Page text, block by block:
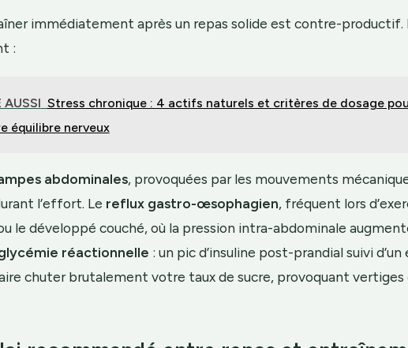
immédiatement après un repas solide est contre-productif.
:
AUSSI Stress chronique : 4 actifs naturels et critères de dosage
équilibre nerveux
abdominales, provoquées par les mouvements
l’effort. Le reflux gastro-œsophagien, fréquent lors
le développé couché, où la pression intra-abdominale
réactionnelle : un pic d’insuline post-prandial suivi
chuter brutalement votre taux de sucre, provoquant